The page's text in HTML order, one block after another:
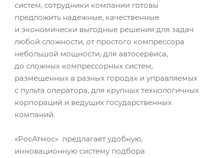
систем, сотрудники компании готовы
предложить надежные, качественные
и экономически выгодные решения для задач
любой сложности, от простого компрессора
небольшой мощности, для автосервиса,
до сложных компрессорных систем,
размещенных в разных городах и управляемых
с пульта оператора, для крупных технологичных
корпораций и ведущих государственных
компаний.
«РосАтмос» предлагает удобную,
инновационную систему подбора